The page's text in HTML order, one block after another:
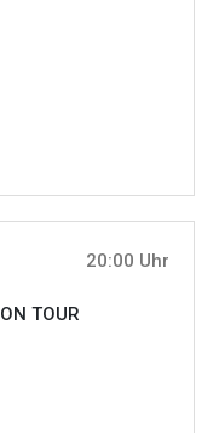
20:00 Uhr
ON TOUR